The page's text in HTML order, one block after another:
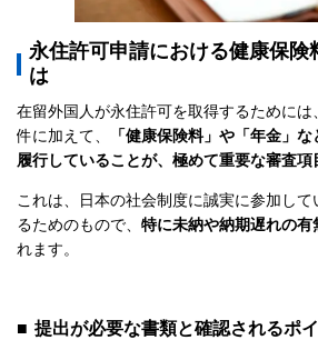
永住許可申請における健康保険
は
在留外国人が永住許可を取得するために
件に加えて、
「健康保険料」や「年金」
履行していることが、極めて重要な審査項
これは、日本の社会制度に誠実に参加し
るためのもので、 特に未納や納期遅れの有
れます。
■ 提出が必要な書類と確認されるポ